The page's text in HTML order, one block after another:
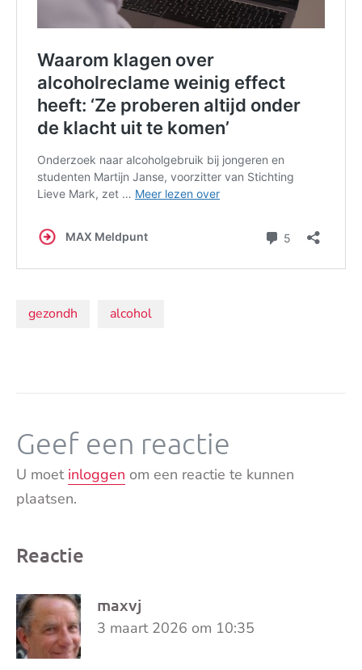
Onderwerpen:
gezondh alcohol
Geef een reactie
U moet inloggen om een reactie te kunnen
plaatsen.
Reactie
maxvj
3 maart 2026 om 10:35